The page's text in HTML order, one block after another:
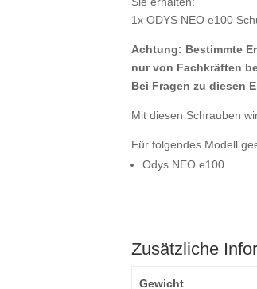
1x ODYS NEO e100
Achtung: Bestimmte
nur von Fachkräften
Bei Fragen zu diesen
Mit diesen Schrauben
Für folgendes Modell
Odys NEO e100
Zusätzliche
Gewicht